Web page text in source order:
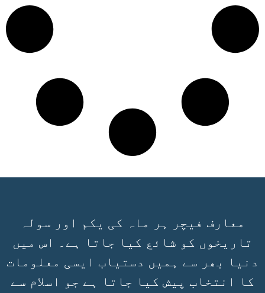
معارف فیچر ہر ماہ کی یکم اور سولہ
تاریخوں کو شائع کیا جاتا ہے۔ اس میں
دنیا بھر سے ہمیں دستیاب ایسی معلومات
کا انتخاب پیش کیا جاتا ہے جو اسلام سے